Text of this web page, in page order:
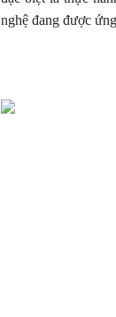
nghệ đang được